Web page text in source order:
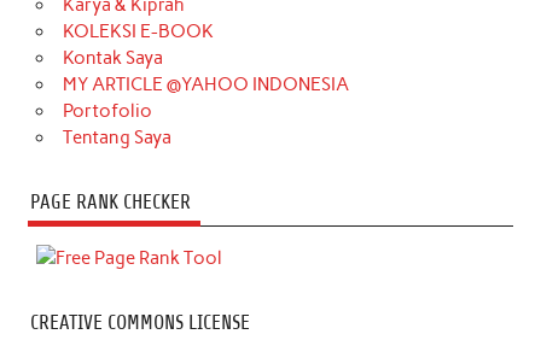
Karya & Kiprah
KOLEKSI E-BOOK
Kontak Saya
MY ARTICLE @YAHOO INDONESIA
Portofolio
Tentang Saya
PAGE RANK CHECKER
CREATIVE COMMONS LICENSE